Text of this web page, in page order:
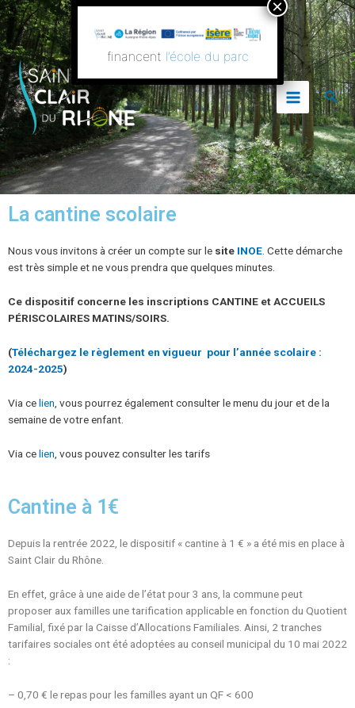
Aller
au
contenu
Main
Menu
La cantine scolaire
Nous vous invitons à créer un compte sur le site INOE . Cette démarche
est très simple et ne vous prendra que quelques minutes.
Ce dispositif concerne les inscriptions CANTINE et ACCUEILS
PÉRISCOLAIRES MATINS/SOIRS.
(Téléchargez le règlement en vigueur pour l’année scolaire :
2024-2025)
Via celien , vous pourrez également consulter le menu du jour et de la
semaine de votre enfant.
Via celien , vous pouvez consulter les tarifs
Cantine à 1€
Depuis la rentrée 2022, le dispositif « cantine à 1 € » a été mis en place à
Saint Clair du Rhône.
En effet, grâce à une aide de l’état pour 3 ans, la commune peut
proposer aux familles une tarification applicable en fonction du Quotient
Familial, fixé par la Caisse d’Allocations Familiales. Ainsi, 2 tranches
tarifaires sociales ont été adoptées au conseil municipal du 10 mai 2022
:
– 0,70 € le repas pour les familles ayant un QF < 600
financent l’école du parc